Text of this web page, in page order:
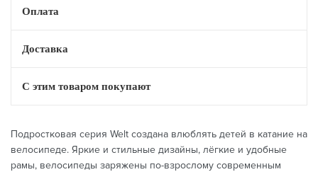
Оплата
Доставка
С этим товаром покупают
Подростковая серия Welt создана влюблять детей в катание на
велосипеде. Яркие и стильные дизайны, лёгкие и удобные
рамы, велосипеды заряжены по-взрослому современным